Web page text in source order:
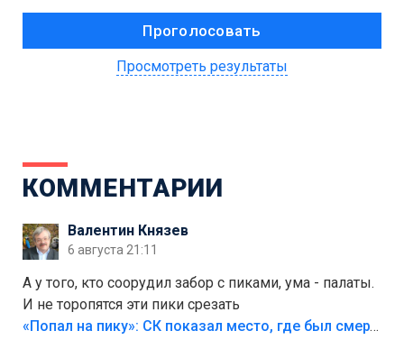
Просмотреть результаты
КОММЕНТАРИИ
Валентин Князев
6 августа 21:11
А у того, кто соорудил забор с пиками, ума - палаты.
И не торопятся эти пики срезать
«Попал на пику»: СК показал место, где был смертельно травмирован ребенок в Тольятти